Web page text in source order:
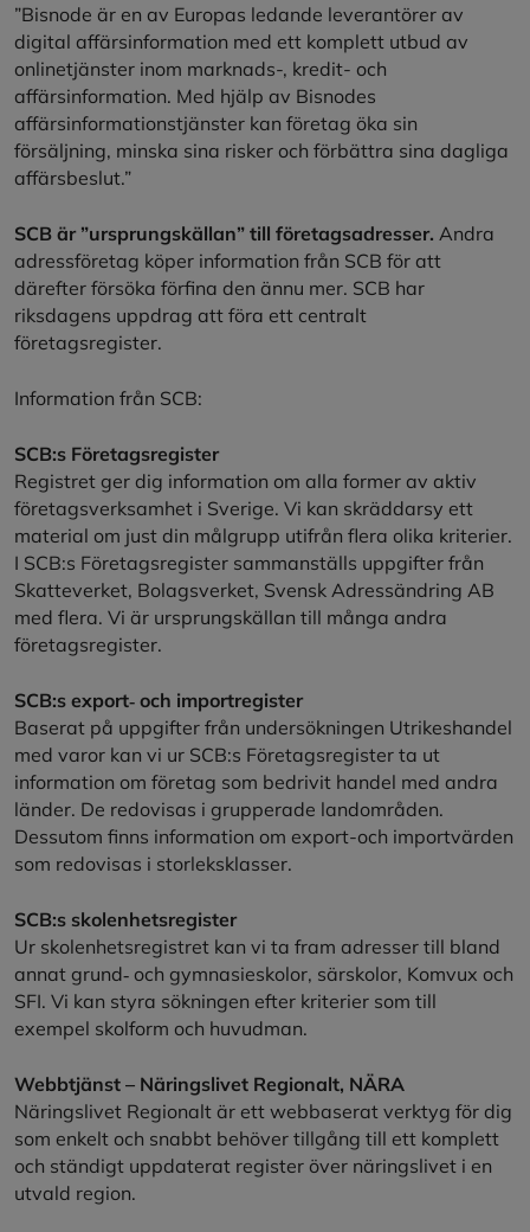
”Bisnode är en av Europas ledande leverantörer av
digital affärsinformation med ett komplett utbud av
onlinetjänster inom marknads-, kredit- och
affärsinformation. Med hjälp av Bisnodes
affärsinformationstjänster kan företag öka sin
försäljning, minska sina risker och förbättra sina dagliga
affärsbeslut.”
SCB är ”ursprungskällan” till företagsadresser. Andra
adressföretag köper information från SCB för att
därefter försöka förfina den ännu mer. SCB har
riksdagens uppdrag att föra ett centralt
företagsregister.
Information från SCB:
SCB:s Företagsregister
Registret ger dig information om alla former av aktiv
företagsverksamhet i Sverige. Vi kan skräddarsy ett
material om just din målgrupp utifrån flera olika kriterier.
I SCB:s Företagsregister sammanställs uppgifter från
Skatteverket, Bolagsverket, Svensk Adressändring AB
med flera. Vi är ursprungskällan till många andra
företagsregister.
SCB:s export‑ och importregister
Baserat på uppgifter från undersökningen Utrikeshandel
med varor kan vi ur SCB:s Företagsregister ta ut
information om företag som bedrivit handel med andra
länder. De redovisas i grupperade landområden.
Dessutom finns information om export-och importvärden
som redovisas i storleksklasser.
SCB:s skolenhetsregister
Ur skolenhetsregistret kan vi ta fram adresser till bland
annat grund‑ och gymnasie­skolor, särskolor, Komvux och
SFI. Vi kan styra sökningen efter kriterier som till
exempel skolform och huvudman.
Webbtjänst – Näringslivet Regionalt, NÄRA
Näringslivet Regionalt är ett webbaserat verktyg för dig
som enkelt och snabbt behöver tillgång till ett komplett
och ständigt uppdaterat register över närings­livet i en
utvald region.